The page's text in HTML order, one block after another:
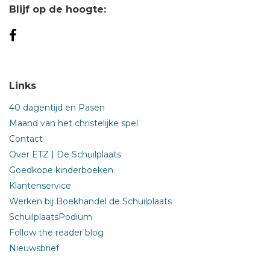
Blijf op de hoogte:
Links
40 dagentijd en Pasen
Maand van het christelijke spel
Contact
Over ETZ | De Schuilplaats
Goedkope kinderboeken
Klantenservice
Werken bij Boekhandel de Schuilplaats
SchuilplaatsPodium
Follow the reader blog
Nieuwsbrief